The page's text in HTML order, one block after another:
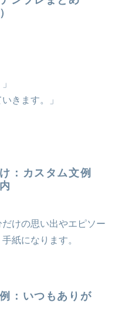
きます。」
：カスタム文例
けの思い出やエピソー
紙になります。
：いつもありが